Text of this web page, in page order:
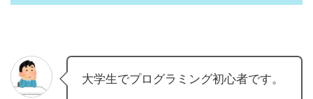
大学生でプログラミング初心者です。